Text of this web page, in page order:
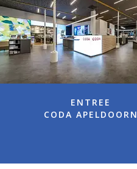
ENTREE
CODA APELDOORN